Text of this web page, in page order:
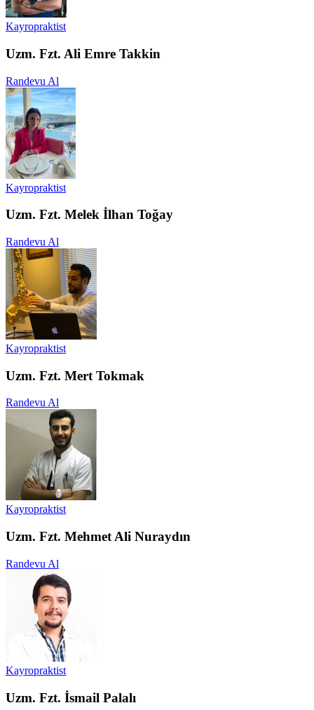
Kayropraktist
Uzm. Fzt. Ali Emre Takkin
Randevu Al
Kayropraktist
Uzm. Fzt. Melek İlhan Toğay
Randevu Al
Kayropraktist
Uzm. Fzt. Mert Tokmak
Randevu Al
Kayropraktist
Uzm. Fzt. Mehmet Ali Nuraydın
Randevu Al
Kayropraktist
Uzm. Fzt. İsmail Palalı